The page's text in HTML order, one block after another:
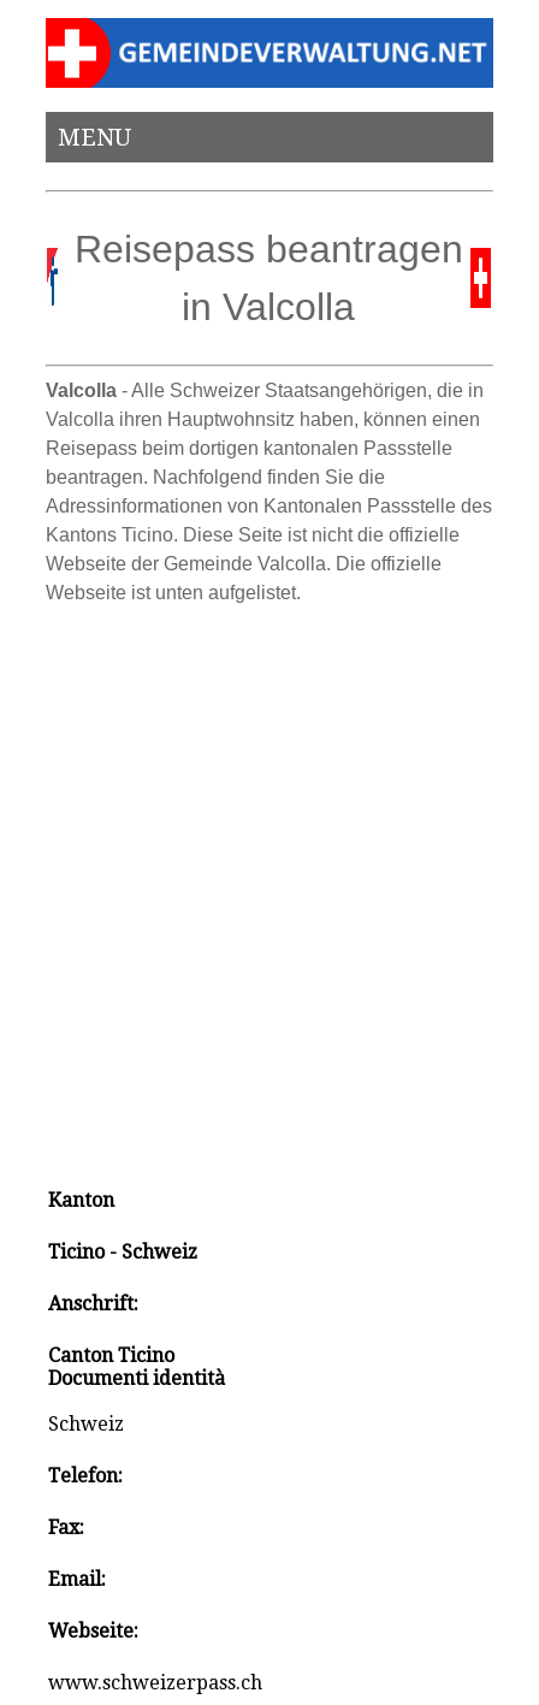
MENU
Reisepass beantragen
in Valcolla
Valcolla - Alle Schweizer Staatsangehörigen, die in
Valcolla ihren Hauptwohnsitz haben, können einen
Reisepass beim dortigen kantonalen Passstelle
beantragen. Nachfolgend finden Sie die
Adressinformationen von Kantonalen Passstelle des
Kantons Ticino. Diese Seite ist nicht die offizielle
Webseite der Gemeinde Valcolla. Die offizielle
Webseite ist unten aufgelistet.
Kanton
Ticino - Schweiz
Anschrift:
Canton Ticino
Documenti identità
Schweiz
Telefon:
Fax:
Email:
Webseite:
www.schweizerpass.ch